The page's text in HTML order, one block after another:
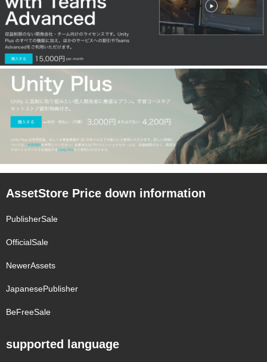
AssetStore Price down information
PublisherSale
OfficialSale
NewerAssets
JapanesePublisher
BeFreeSale
supported language